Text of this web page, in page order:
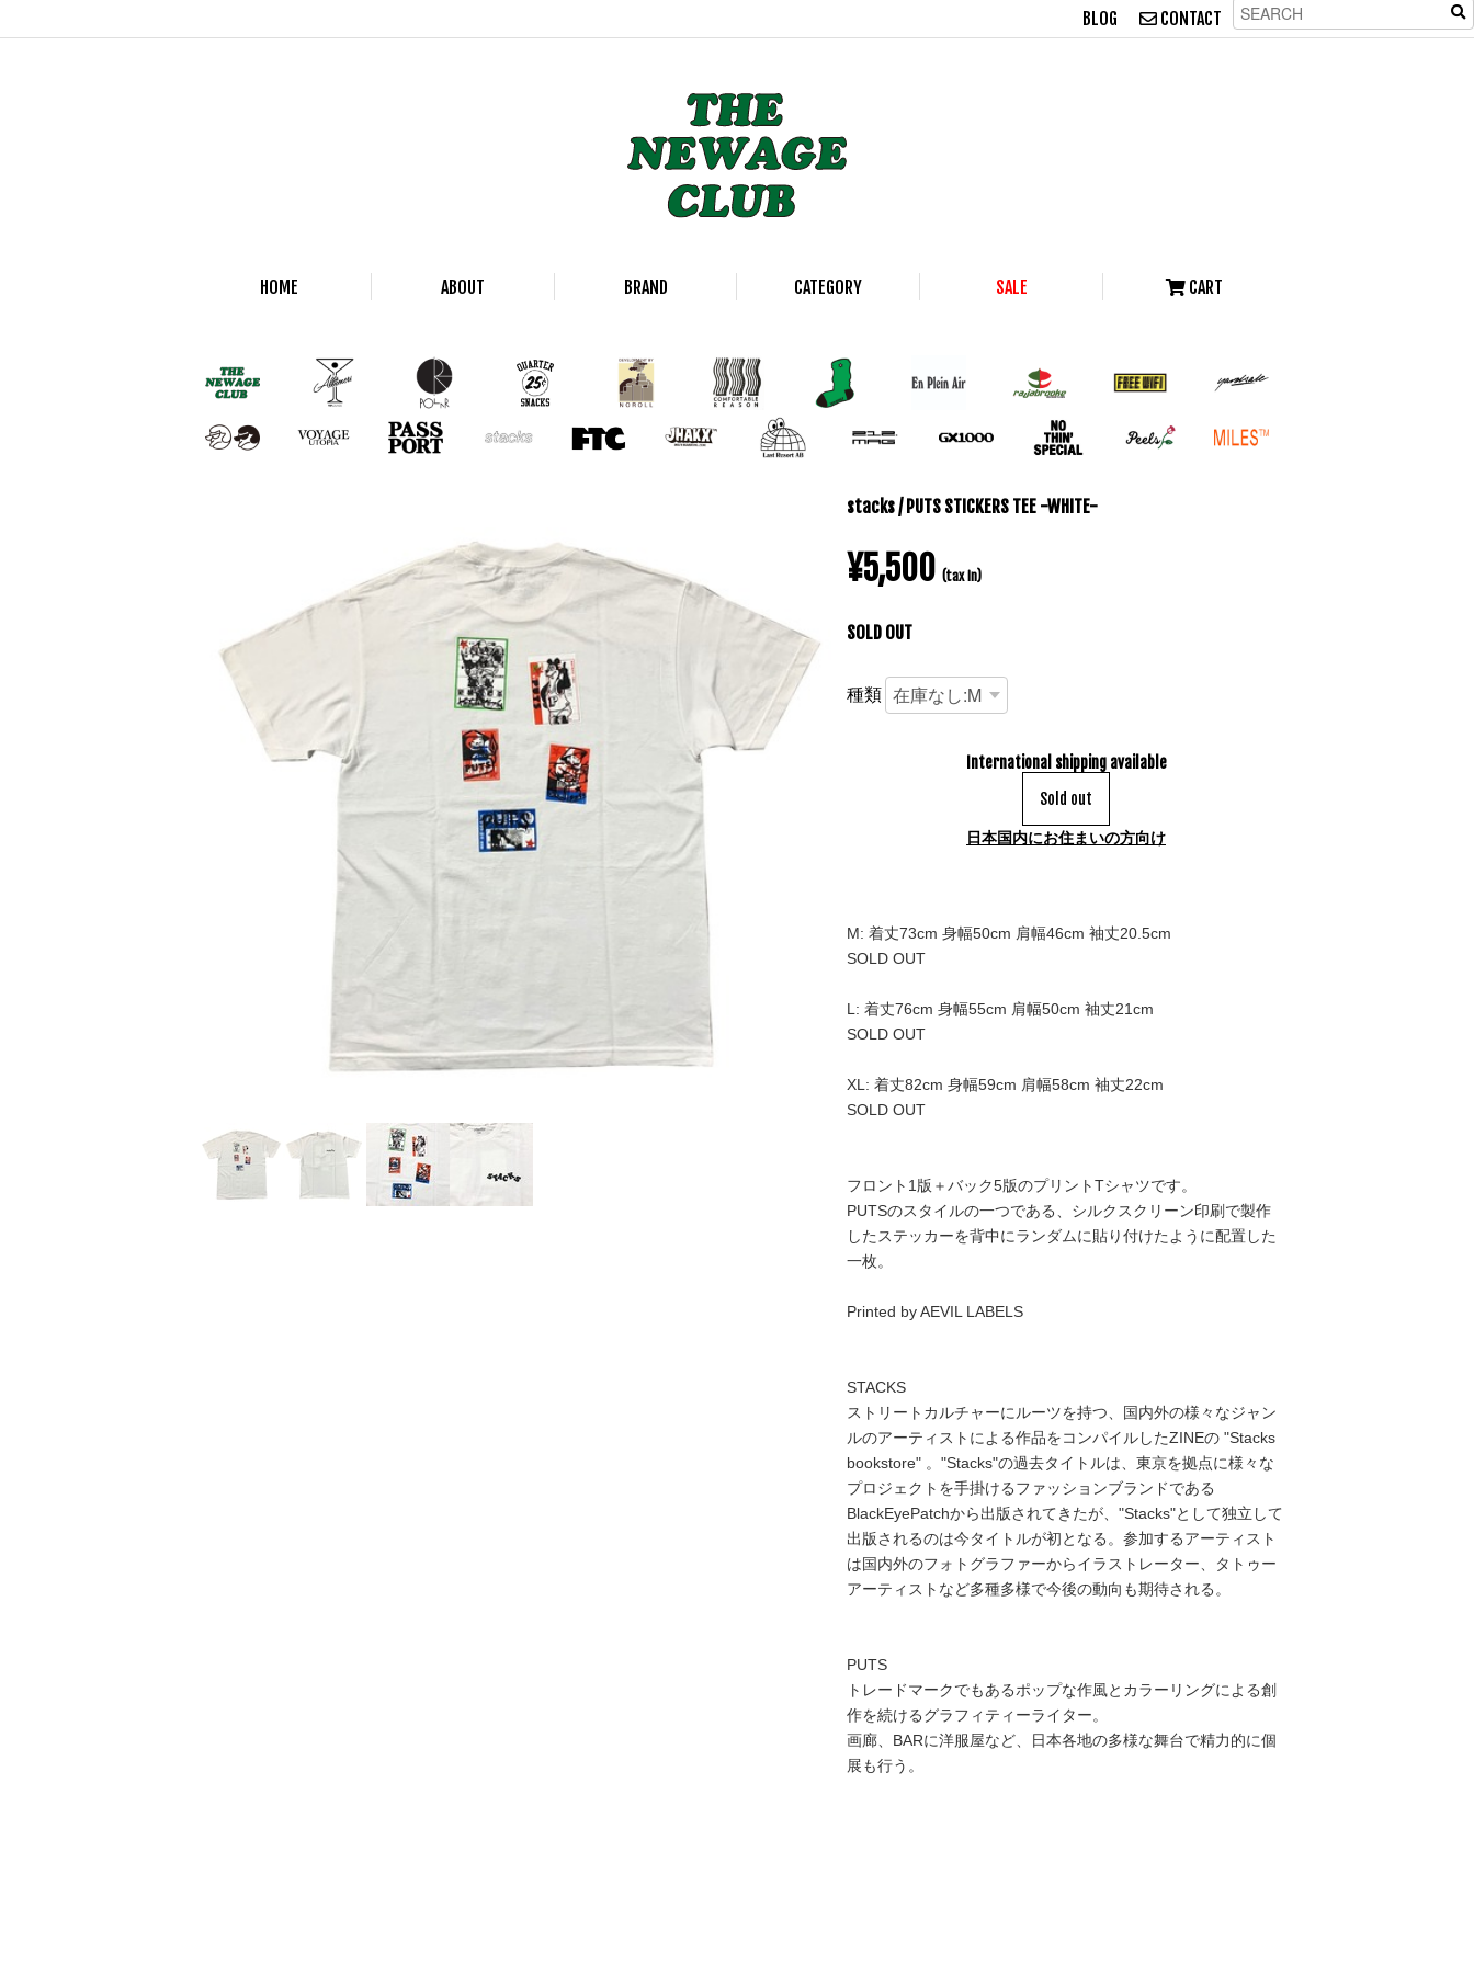
BLOG CONTACT
HOME ABOUT BRAND CATEGORY SALE CART
stacks / PUTS STICKERS TEE -WHITE-
¥5,500 (tax in)
SOLD OUT
種類
International shipping available
Sold out
日本国内にお住まいの方向け
M: 着丈73cm 身幅50cm 肩幅46cm 袖丈20.5cm
SOLD OUT
L: 着丈76cm 身幅55cm 肩幅50cm 袖丈21cm
SOLD OUT
XL: 着丈82cm 身幅59cm 肩幅58cm 袖丈22cm
SOLD OUT
フロント1版＋バック5版のプリントTシャツです。
PUTSのスタイルの一つである、シルクスクリーン印刷で製作
したステッカーを背中にランダムに貼り付けたように配置した
一枚。
Printed by AEVIL LABELS
STACKS
ストリートカルチャーにルーツを持つ、国内外の様々なジャン
ルのアーティストによる作品をコンパイルしたZINEの "Stacks
bookstore" 。"Stacks"の過去タイトルは、東京を拠点に様々な
プロジェクトを手掛けるファッションブランドである
BlackEyePatchから出版されてきたが、"Stacks"として独立して
出版されるのは今タイトルが初となる。参加するアーティスト
は国内外のフォトグラファーからイラストレーター、タトゥー
アーティストなど多種多様で今後の動向も期待される。
PUTS
トレードマークでもあるポップな作風とカラーリングによる創
作を続けるグラフィティーライター。
画廊、BARに洋服屋など、日本各地の多様な舞台で精力的に個
展も行う。